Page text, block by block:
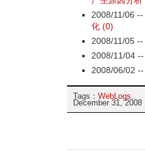
2008/11/06 --
化 (0)
2008/11/05 --
2008/11/04 --
2008/06/02 --
Tags： WebLogs.
December 31, 2008